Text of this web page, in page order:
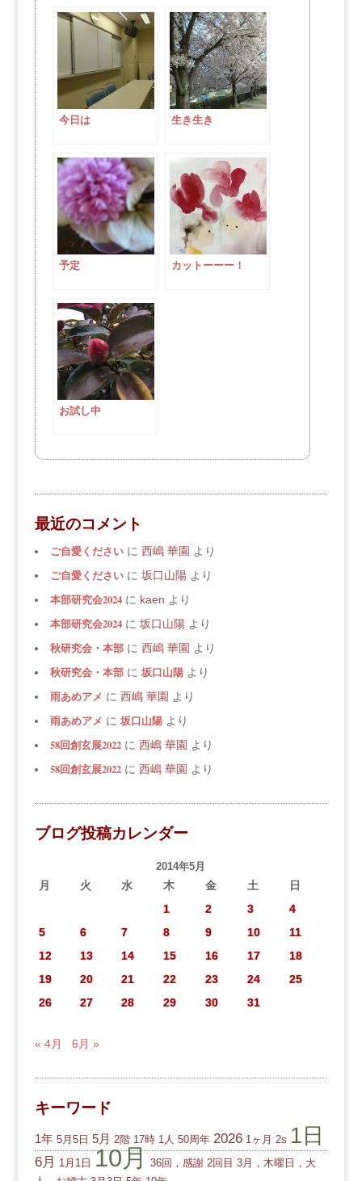
今日は 生き生き
予定 カットーーー！
お試し中
最近のコメント
ご自愛くださいに 西嶋 華園 より
ご自愛くださいに 坂口山陽より
本部研究会2024に kaen より
本部研究会2024に 坂口山陽より
秋研究会・本部に 西嶋 華園 より
秋研究会・本部に 坂口山陽より
雨あめアメ に 西嶋 華園 より
雨あめアメ に 坂口山陽より
58回創玄展2022に 西嶋 華園 より
58回創玄展2022に 西嶋 華園 より
ブログ投稿カレンダー
2014年5月
月 火 水 木 金 土
日
1
2 3
4
5
6 7 8 9 10
11
12
13 14 15 16 17
18
19
20 21 22 23 24
25
26
27 28 29 30 31
« 4月 6月 »
キーワード
1年 5月5日 5月 2階 17時 1人 50周年 2026 1ヶ月 2s 1日
6月 1月1日 10月 36回，感謝 2回目 3月，木曜日，大